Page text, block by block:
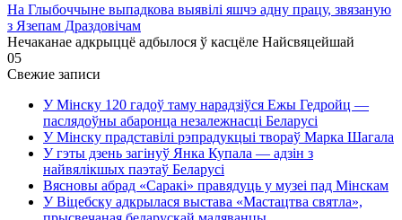
На Глыбоччыне выпадкова выявілі яшчэ адну працу, звязаную
з Язепам Драздовічам
Нечаканае адкрыццё адбылося ў касцёле Найсвяцейшай
05
Свежие записи
У Мінску 120 гадоў таму нарадзіўся Ежы Гедройц —
паслядоўны абаронца незалежнасці Беларусі
У Мінску прадставілі рэпрадукцыі твораў Марка Шагала
У гэты дзень загінуў Янка Купала — адзін з
найвялікшых паэтаў Беларусі
Вясновы абрад «Саракі» правядуць у музеі пад Мінскам
У Віцебску адкрылася выстава «Мастацтва святла»,